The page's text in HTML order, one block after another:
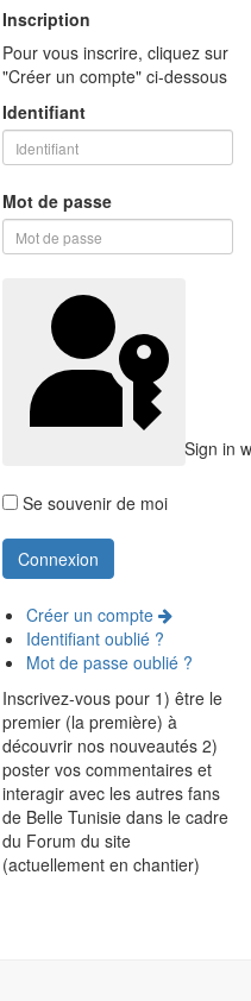
Inscription
Pour vous inscrire, cliquez sur
"Créer un compte" ci-dessous
Identifiant
Mot de passe
Sign in
Se souvenir de moi
Créer un compte
Identifiant oublié ?
Mot de passe oublié ?
Inscrivez-vous pour 1) être le
premier (la première) à
découvrir nos nouveautés 2)
poster vos commentaires et
interagir avec les autres fans
de Belle Tunisie dans le cadre
du Forum du site
(actuellement en chantier)